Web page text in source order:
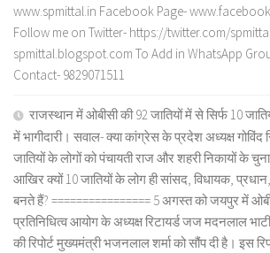
www.spmittal.in Facebook Page-
Follow me on Twitter- https://twitter.com/
spmittal.blogspot.com To Add in WhatsApp
Contact- 9829071511
राजस्थान में ओबीसी की 92 जातियों में से सिर्फ 10
में भागीदारी। सवाल- क्या कांग्रेस के प्रदेश अध्यक्ष गोविंद
जातियों के लोगों को पंचायती राज और शहरी निकायों के
आखिर क्यों 10 जातियों के लोग ही सांसद, विधायक,
बनते हैं? ================ 5 अगस्त को जयपुर में
प्रतिनिधित्व आयोग के अध्यक्ष रिटायर्ड जज मदनलाल
की रिपोर्ट मुख्यमंत्री भजनलाल शर्मा को सौंप दी है। इस